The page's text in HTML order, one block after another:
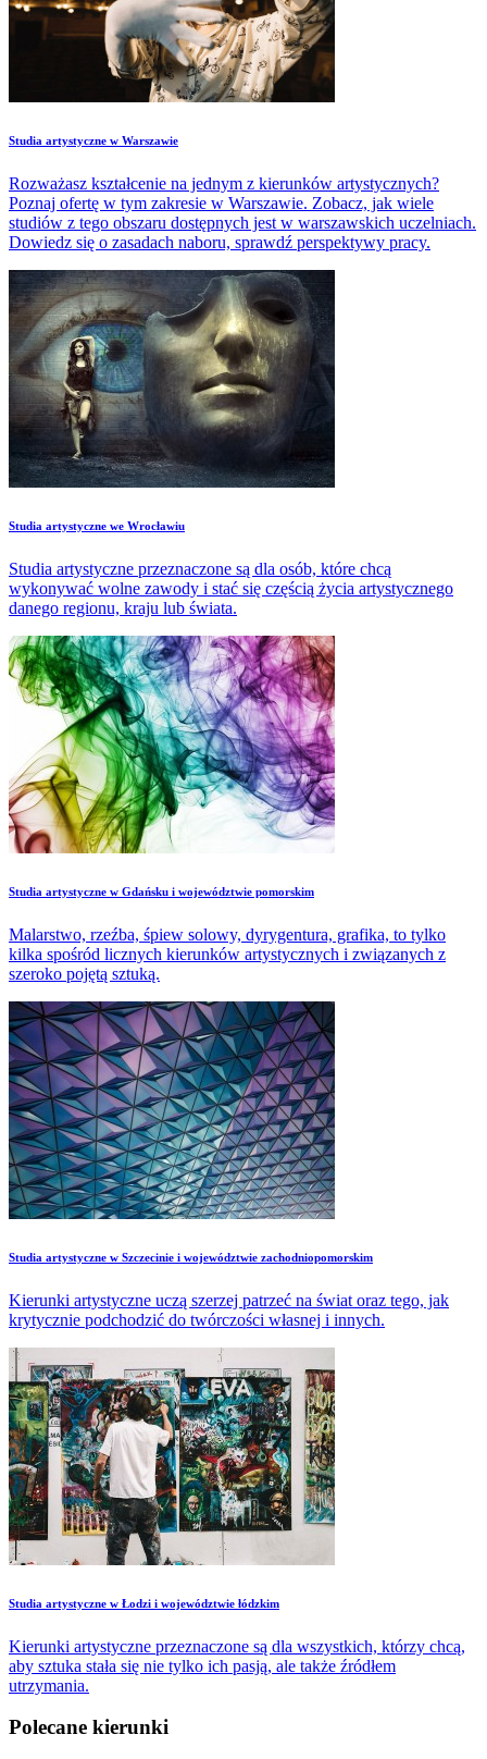
Studia artystyczne w Warszawie
Rozważasz kształcenie na jednym z kierunków artystycznych?
Poznaj ofertę w tym zakresie w Warszawie. Zobacz, jak wiele
studiów z tego obszaru dostępnych jest w warszawskich uczelniach.
Dowiedz się o zasadach naboru, sprawdź perspektywy pracy.
Studia artystyczne we Wrocławiu
Studia artystyczne przeznaczone są dla osób, które chcą
wykonywać wolne zawody i stać się częścią życia artystycznego
danego regionu, kraju lub świata.
​Studia artystyczne w Gdańsku i województwie pomorskim
Malarstwo, rzeźba, śpiew solowy, dyrygentura, grafika, to tylko
kilka spośród licznych kierunków artystycznych i związanych z
szeroko pojętą sztuką.
​Studia artystyczne w Szczecinie i województwie zachodniopomorskim
Kierunki artystyczne uczą szerzej patrzeć na świat oraz tego, jak
krytycznie podchodzić do twórczości własnej i innych.
​Studia artystyczne w Łodzi i województwie łódzkim
Kierunki artystyczne przeznaczone są dla wszystkich, którzy chcą,
aby sztuka stała się nie tylko ich pasją, ale także źródłem
utrzymania.
Polecane kierunki